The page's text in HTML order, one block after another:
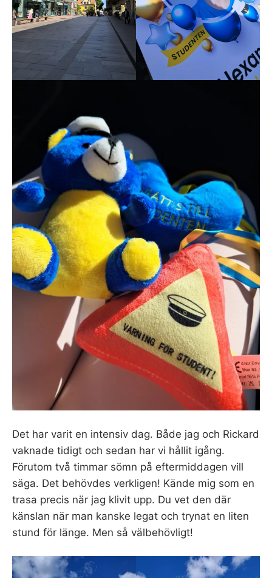
Det har varit en intensiv dag. Både jag och Rickard
vaknade tidigt och sedan har vi hållit igång.
Förutom två timmar sömn på eftermiddagen vill
säga. Det behövdes verkligen! Kände mig som en
trasa precis när jag klivit upp. Du vet den där
känslan när man kanske legat och trynat en liten
stund för länge. Men så välbehövligt!